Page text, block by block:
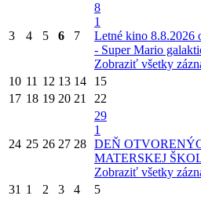
3 4 5 6 7
8
1
Letné kino 8.8.2026
- Super Mario
Zobraziť všetky
10 11 12 13 14 15
17 18 19 20 21 22
24 25 26 27 28
29
1
DEŇ
MATERSKEJ
Zobraziť všetky
31 1 2 3 4 5